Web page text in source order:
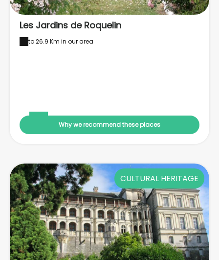
Les Jardins de Roquelin
to 26.9 Km in our area
Why we recommend these places
CULTURAL HERITAGE